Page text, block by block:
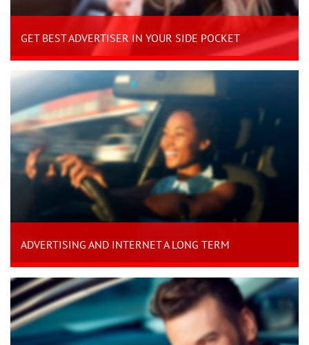
GET BEST ADVERTISER IN YOUR SIDE POCKET
ADVERTISING AND INTERNET A LONG TERM